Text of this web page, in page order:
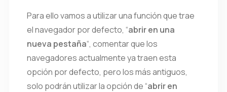
Para ello vamos a utilizar una función que trae
el navegador por defecto, “abrir en una
nueva pestaña“, comentar que los
navegadores actualmente ya traen esta
opción por defecto, pero los más antiguos,
solo podrán utilizar la opción de “abrir en